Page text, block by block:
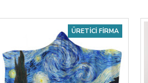
ÜRETICI FIRMA